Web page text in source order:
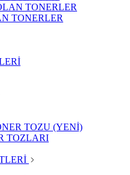
TONERLER
TONERLER
TOZU (YENİ)
TOZLARI